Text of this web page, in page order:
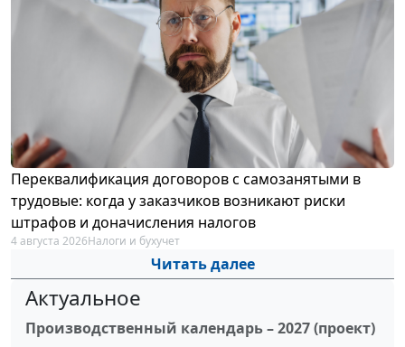
Переквалификация договоров с самозанятыми в
трудовые: когда у заказчиков возникают риски
штрафов и доначисления налогов
4 августа 2026Налоги и бухучет
Читать далее
Актуальное
Производственный календарь – 2027 (проект)